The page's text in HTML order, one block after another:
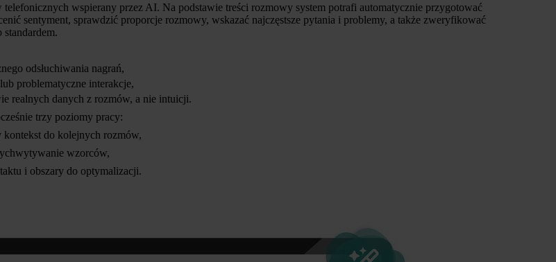
telefonicznych wspierany przez AI. Na podstawie treści rozmowy system potrafi automatycznie przygotować
sentyment, sprawdzić proporcje rozmowy, wskazać najczęstsze pytania i problemy, a także zweryfikować
odsłuchiwania nagrań,
problematyczne interakcje,
realnych danych z rozmów, a nie intuicji.
trzy poziomy pracy:
kontekst do kolejnych rozmów,
wzorców,
i obszary do optymalizacji.